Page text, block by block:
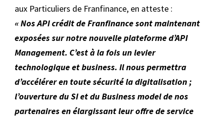
aux Particuliers de Franfinance, en atteste :
« Nos API crédit de Franfinance sont maintenant
exposées sur notre nouvelle plateforme d’API
Management. C’est à la fois unlevier
technologique et business. Il nous permettra
d’accélérer en toute sécurité la digitalisation ;
l’ouverture du SI et du Business model de nos
partenaires en élargissant leur offre de service